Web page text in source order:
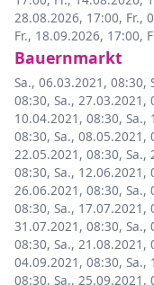
28.08.2026, 17:00, Fr.,
Fr., 18.09.2026, 17:00,
Bauernmarkt
Sa., 06.03.2021, 08:30,
08:30, Sa., 27.03.2021,
10.04.2021, 08:30, Sa.,
08:30, Sa., 08.05.2021,
22.05.2021, 08:30, Sa.,
08:30, Sa., 12.06.2021,
26.06.2021, 08:30, Sa.,
08:30, Sa., 17.07.2021,
31.07.2021, 08:30, Sa.,
08:30, Sa., 21.08.2021,
04.09.2021, 08:30, Sa.,
08:30, Sa., 25.09.2021,